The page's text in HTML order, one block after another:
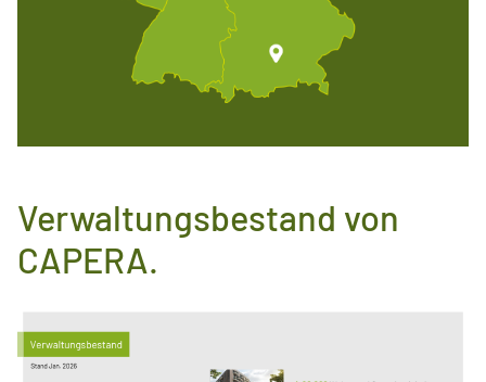
Verwaltungsbestand von
CAPERA.